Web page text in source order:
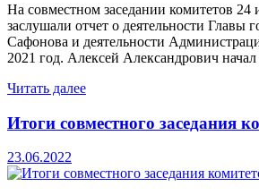
На совместном заседании комитетов 24
заслушали отчет о деятельности Главы
Сафонова и деятельности
2021 год. Алексей Александрович начал
Читать далее
Итоги совместного заседания
23.06.2022